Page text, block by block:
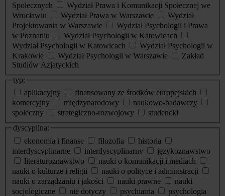
Społecznych
Wydział Prawa i Komunikacji Społecznej we
Wrocławiu
Wydział Prawa w Warszawie
Wydział
Projektowania w Warszawie
Wydział Psychologii i Prawa
w Poznaniu
Wydział Psychologii w Katowicach
Wydział Psychologii w Katowicach
Wydział Psychologii w
Krakowie
Wydział Psychologii w Warszawie
Zakład
Studiów Azjatyckich
typ:
aplikacyjny
finansowany ze środków europejskich
komercyjny
międzynarodowy
naukowo-badawczy
społeczny
strategiczno-rozwojowy
studencki
dyscyplina:
ekonomia i finanse
filozofia
historia
interdyscyplinarne
interdyscyplinarny
językoznawstwo
literaturoznawstwo
nauki o komunikacji i mediach
nauki o kulturze i religii
nauki o polityce i administracji
nauki o zarządzaniu i jakości
nauki prawne
nauki
socjologiczne
nie dotyczy psychiatria
psychologia